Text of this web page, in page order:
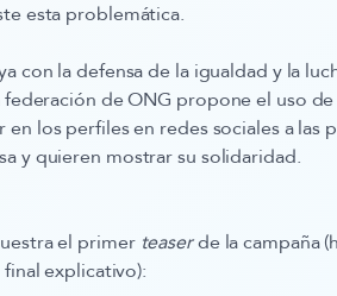
esta problemática.
con la defensa de la igualdad y la
de ONG propone el uso
en los perfiles en redes sociales a las
y quieren mostrar su solidaridad.
el primer teaserde la campaña
explicativo):